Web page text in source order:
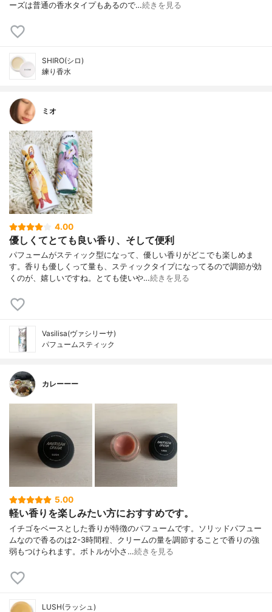
ーズは普通の香水タイプもあるので…続きを見る
SHIRO(シロ)
練り香水
ミオ
4.00
優しくてとても良い香り、そして便利
パフュームがスティック型になって、優しい香りがどこでも楽しめま
す。香りも優しくって量も、スティックタイプになってるので調節が効
くのが、嬉しいですね。とても使いや…続きを見る
Vasilisa(ヴァシリーサ)
パフュームスティック
カレーーー
5.00
軽い香りを楽しみたい方におすすめです。
イチゴをベースとした香りが特徴のパフュームです。ソリッドパフュー
ムなので香るのは2-3時間程、クリームの量を調節することで香りの強
弱もつけられます。ボトルが小さ…続きを見る
LUSH(ラッシュ)